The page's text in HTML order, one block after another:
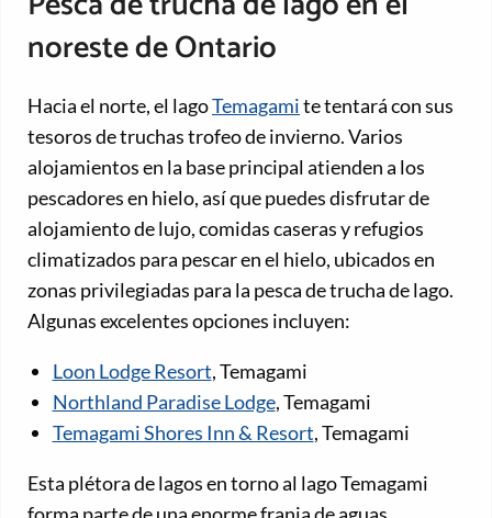
noreste de Ontario
Hacia el norte, el lagoTemagamite tentará con sus
tesoros de truchas trofeo de invierno. Varios
alojamientos en la base principal atienden a los
pescadores en hielo, así que puedes disfrutar de
alojamiento de lujo, comidas caseras y refugios
climatizados para pescar en el hielo, ubicados en
zonas privilegiadas para la pesca de trucha de lago.
Algunas excelentes opciones incluyen:
Loon Lodge Resort, Temagami
Northland Paradise Lodge, Temagami
Temagami Shores Inn & Resort, Temagami
Esta plétora de lagos en torno al lago Temagami